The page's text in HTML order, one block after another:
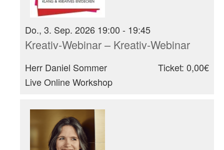
Do., 3. Sep. 2026 19:00 - 19:45
Kreativ-Webinar – Kreativ-Webinar
Herr Daniel Sommer
Live Online Workshop
Ticket: 0,00€